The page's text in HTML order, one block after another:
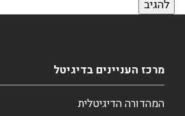
מרכז העניינים בדיגיטל
המהדורה הדיגיטלית